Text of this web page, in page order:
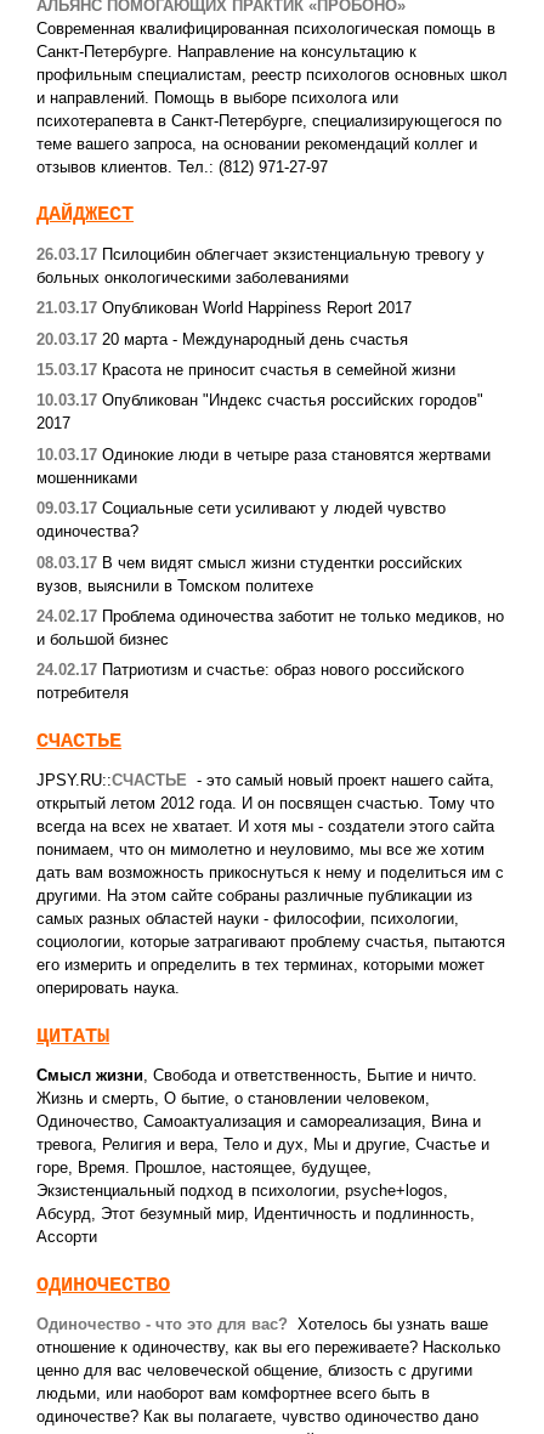
АЛЬЯНС ПОМОГАЮЩИХ ПРАКТИК «ПРОБОНО»
Современная квалифицированная психологическая помощь в
Санкт-Петербурге. Направление на консультацию к
профильным специалистам, реестр психологов основных школ
и направлений. Помощь в выборе психолога или
психотерапевта в Санкт-Петербурге, специализирующегося по
теме вашего запроса, на основании рекомендаций коллег и
отзывов клиентов. Тел.: (812) 971-27-97
ДАЙДЖЕСТ
26.03.17 Псилоцибин облегчает экзистенциальную тревогу у
больных онкологическими заболеваниями
21.03.17 Опубликован World Happiness Report 2017
20.03.17 20 марта - Международный день счастья
15.03.17 Красота не приносит счастья в семейной жизни
10.03.17 Опубликован "Индекс счастья российских городов"
2017
10.03.17 Одинокие люди в четыре раза становятся жертвами
мошенниками
09.03.17 Социальные сети усиливают у людей чувство
одиночества?
08.03.17 В чем видят смысл жизни студентки российских
вузов, выяснили в Томском политехе
24.02.17 Проблема одиночества заботит не только медиков, но
и большой бизнес
24.02.17 Патриотизм и счастье: образ нового российского
потребителя
СЧАСТЬЕ
JPSY.RU::СЧАСТЬЕ - это самый новый проект нашего сайта,
открытый летом 2012 года. И он посвящен счастью. Тому что
всегда на всех не хватает. И хотя мы - создатели этого сайта
понимаем, что он мимолетно и неуловимо, мы все же хотим
дать вам возможность прикоснуться к нему и поделиться им с
другими. На этом сайте собраны различные публикации из
самых разных областей науки - философии, психологии,
социологии, которые затрагивают проблему счастья, пытаются
его измерить и определить в тех терминах, которыми может
оперировать наука.
ЦИТАТЫ
Смысл жизни, Свобода и ответственность, Бытие и ничто.
Жизнь и смерть, О бытие, о становлении человеком,
Одиночество, Самоактуализация и самореализация, Вина и
тревога, Религия и вера, Тело и дух, Мы и другие, Счастье и
горе, Время. Прошлое, настоящее, будущее,
Экзистенциальный подход в психологии, psyche+logos,
Абсурд, Этот безумный мир, Идентичность и подлинность,
Ассорти
ОДИНОЧЕСТВО
Одиночество - что это для вас? Хотелось бы узнать ваше
отношение к одиночеству, как вы его переживаете? Насколько
ценно для вас человеческой общение, близость c другими
людьми, или наоборот вам комфортнее всего быть в
одиночестве? Как вы полагаете, чувство одиночество дано